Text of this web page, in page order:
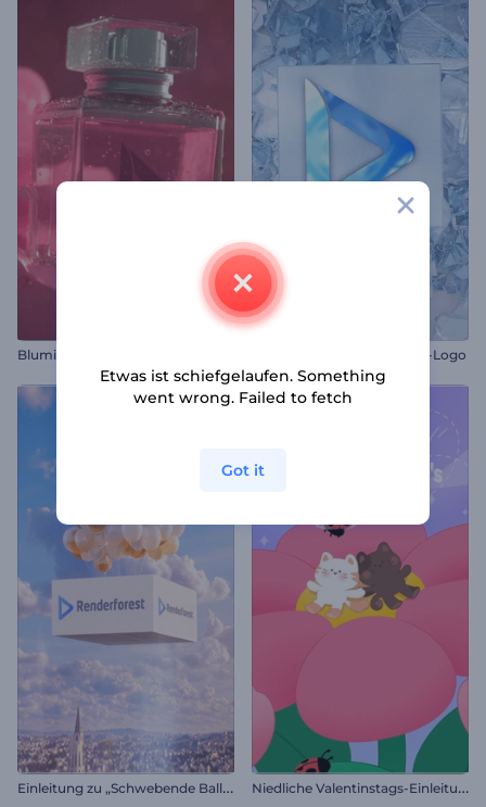
Blumiger Parfümauftakt Zerbrochene Glasscherben-Logo
E
inleitung zu „Schwebende Ballons“ N
iedliche Valentinstags-Einleitung
Etwas ist schiefgelaufen. Something
went wrong. Failed to fetch
Got it